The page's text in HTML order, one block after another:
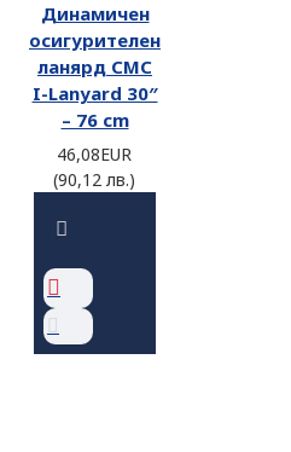
Динамичен
осигурителен
ланярд CMC
I-Lanyard 30″
– 76 cm
46,08EUR
(90,12 лв.)